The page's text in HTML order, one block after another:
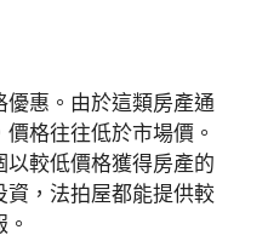
惠。由於這類房產通
格往往低於市場價。
較低價格獲得房產的
，法拍屋都能提供較